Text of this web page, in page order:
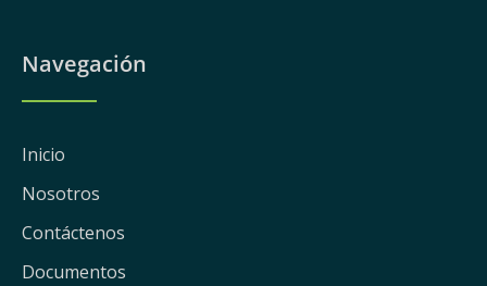
Navegación
Inicio
Nosotros
Contáctenos
Documentos